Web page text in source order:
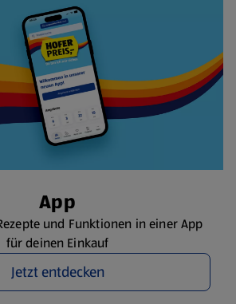
App
und Funktionen in einer App
für deinen Einkauf
Jetzt entdecken